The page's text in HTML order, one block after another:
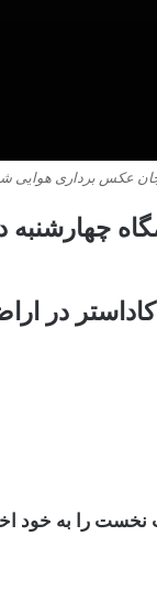
چهارشنبه
کاداستر در
نخست را به خود